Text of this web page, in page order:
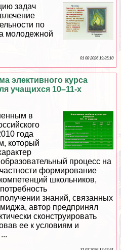
задач
по
молодежной
01 08 2026 19:35:10
элективного курса
учащихся 10–11-х
в
года
который
процесс на
формирование
школьников,
знаний, связанных
автор предпринял
сконструировать
ее к условиям и